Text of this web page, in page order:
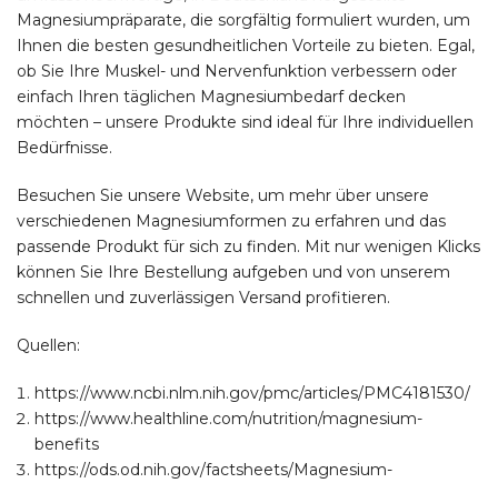
Magnesiumpräparate, die sorgfältig formuliert wurden, um
Ihnen die besten gesundheitlichen Vorteile zu bieten. Egal,
ob Sie Ihre Muskel- und Nervenfunktion verbessern oder
einfach Ihren täglichen Magnesiumbedarf decken
möchten – unsere Produkte sind ideal für Ihre individuellen
Bedürfnisse.
Besuchen Sie unsere Website, um mehr über unsere
verschiedenen Magnesiumformen zu erfahren und das
passende Produkt für sich zu finden. Mit nur wenigen Klicks
können Sie Ihre Bestellung aufgeben und von unserem
schnellen und zuverlässigen Versand profitieren.
Quellen:
https://www.ncbi.nlm.nih.gov/pmc/articles/PMC4181530/
https://www.healthline.com/nutrition/magnesium-
benefits
https://ods.od.nih.gov/factsheets/Magnesium-